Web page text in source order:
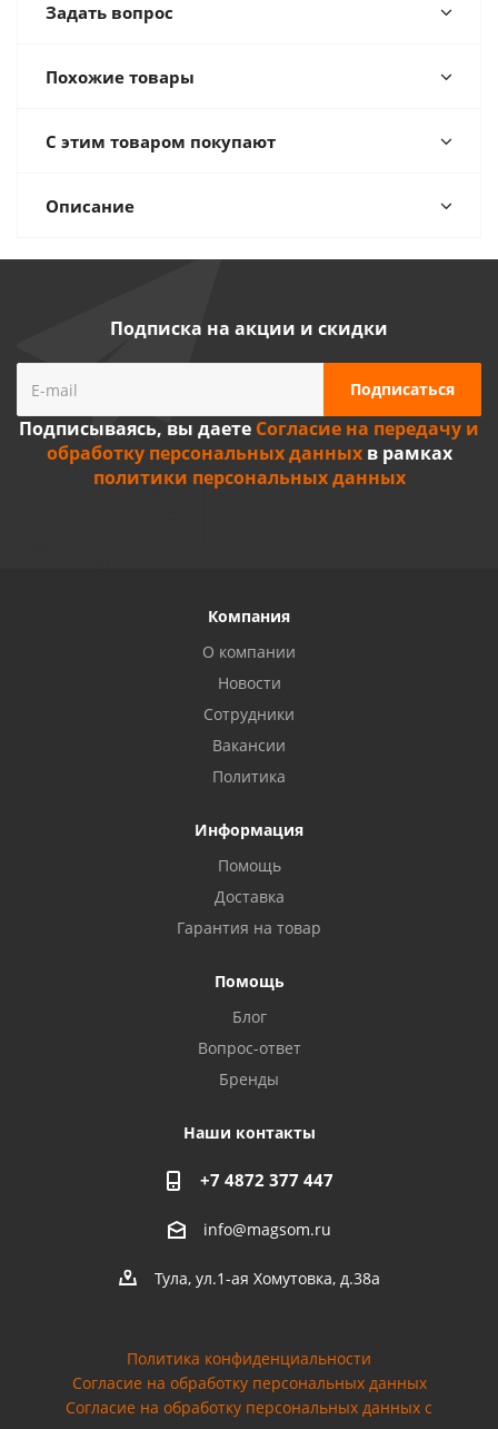
Задать вопрос
Похожие товары
С этим товаром покупают
Описание
Подписка на акции и скидки
Подписываясь, вы даете Согласие на передачу и
обработку персональных данныхв рамках
политики персональных данных
Компания
О компании
Новости
Сотрудники
Вакансии
Политика
Информация
Помощь
Доставка
Гарантия на товар
Помощь
Блог
Вопрос-ответ
Бренды
Наши контакты
+7 4872 377 447
info@magsom.ru
Тула, ул.1-ая Хомутовка, д.38а
Политика конфиденциальности
Согласие на обработку персональных данных
Cогласие на обработку персональных данных с